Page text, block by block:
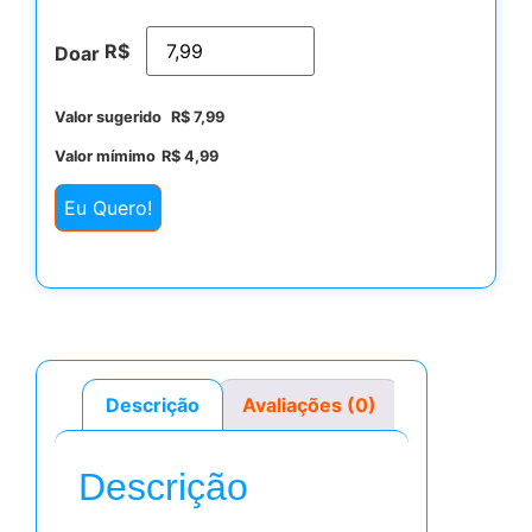
Doar R$
Valor sugerido R$ 7,99
Valor mímimo R$ 4,99
Eu Quero!
Descrição Avaliações (0)
Descrição